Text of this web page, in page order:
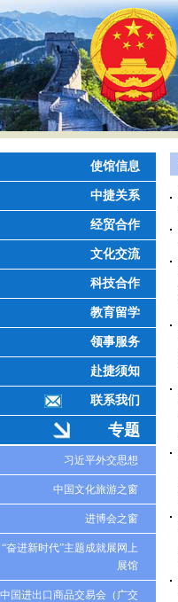
使馆信息
中捷关系
经贸合作
文化交流
科技合作
教育留学
领事服务
赴捷须知
联系我们
专题
习近平外交思想
中国文化旅游之窗
进博会之窗
“奋进新时代”主题成就展网上
展馆
中国进出口商品交易会（广交